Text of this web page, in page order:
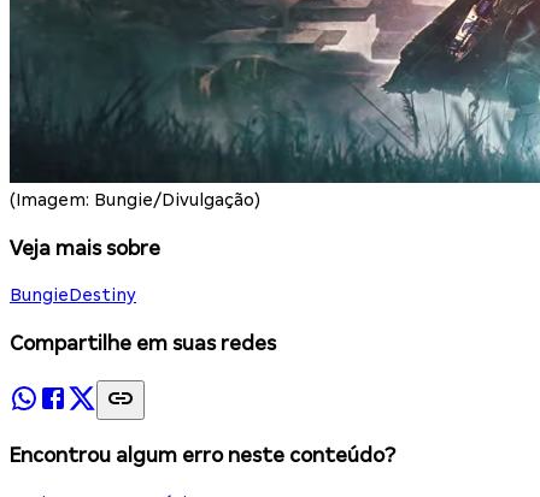
(Imagem: Bungie/Divulgação)
Veja mais sobre
BungieDestiny
Compartilhe em suas redes
Encontrou algum erro neste conteúdo?